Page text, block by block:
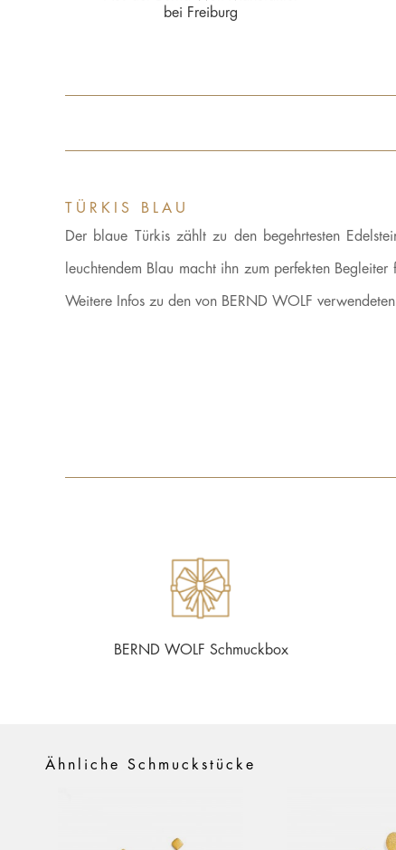
bei Freiburg
TÜRKIS BLAU
Der blaue Türkis zählt zu den begehrtesten
leuchtendem Blau macht ihn zum perfekten
Weitere Infos zu den von BERND WOLF
BERND WOLF Schmuckbox
Ähnliche Schmuckstücke